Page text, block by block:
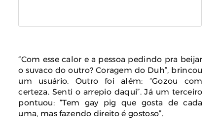
“Com esse calor e a pessoa pedindo pra beijar
o suvaco do outro? Coragem do Duh”, brincou
um usuário. Outro foi além: “Gozou com
certeza. Senti o arrepio daqui”. Já um terceiro
pontuou: “Tem gay pig que gosta de cada
uma, mas fazendo direito é gostoso”.